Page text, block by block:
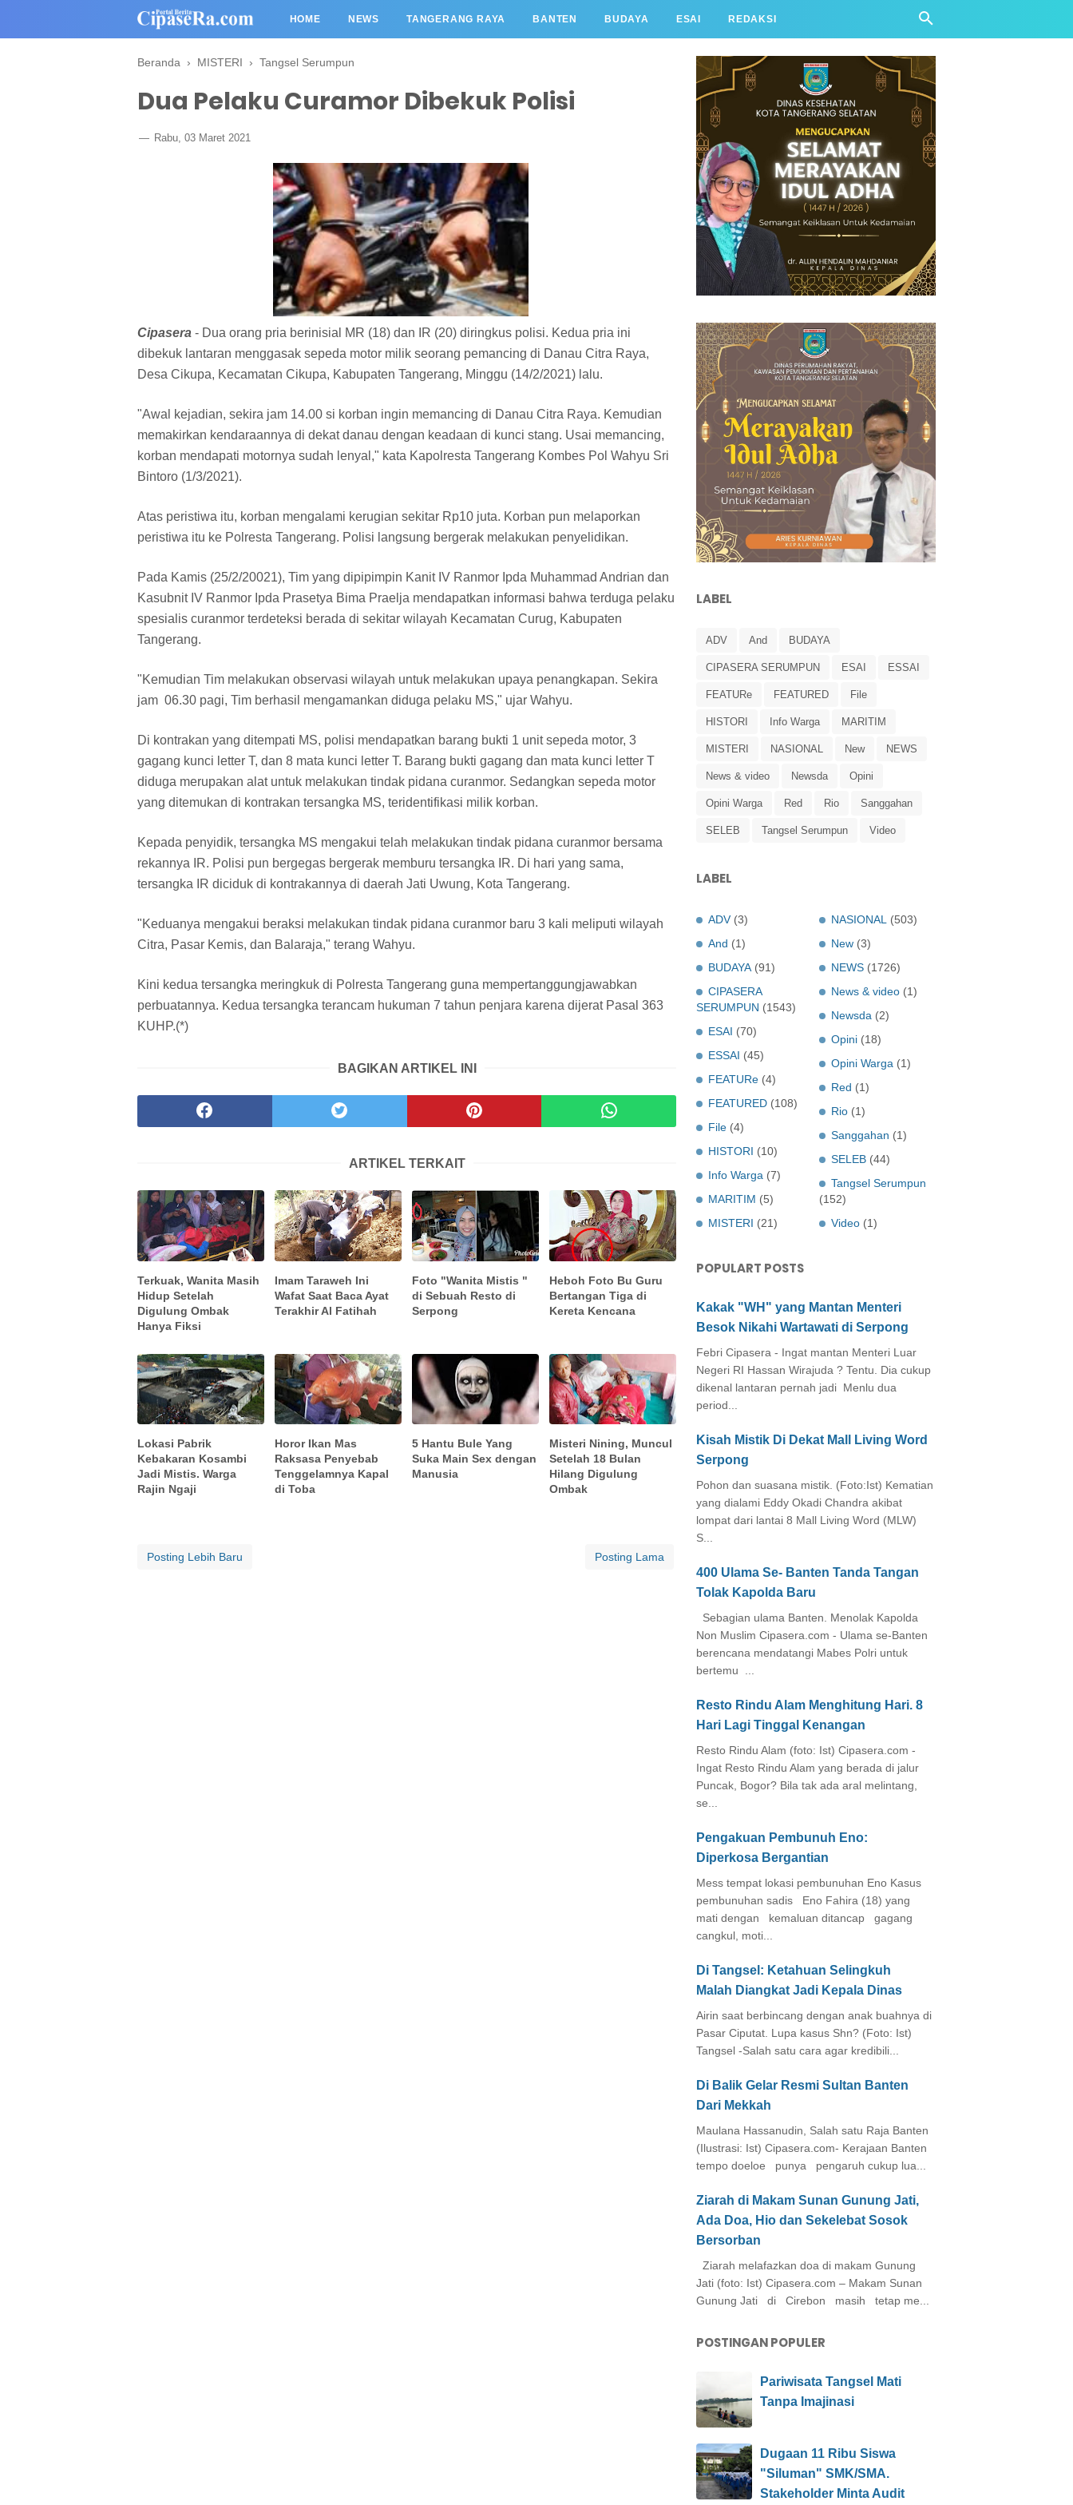
HOME NEWS TANGERANG RAYA BANTEN BUDAYA ESAI REDAKSI
Beranda › MISTERI › Tangsel Serumpun
Dua Pelaku Curamor Dibekuk Polisi
Rabu, 03 Maret 2021
Cipasera - Dua orang pria berinisial MR (18) dan IR (20) diringkus polisi. Kedua pria ini
dibekuk lantaran menggasak sepeda motor milik seorang pemancing di Danau Citra Raya,
Desa Cikupa, Kecamatan Cikupa, Kabupaten Tangerang, Minggu (14/2/2021) lalu.
"Awal kejadian, sekira jam 14.00 si korban ingin memancing di Danau Citra Raya. Kemudian
memakirkan kendaraannya di dekat danau dengan keadaan di kunci stang. Usai memancing,
korban mendapati motornya sudah lenyal," kata Kapolresta Tangerang Kombes Pol Wahyu Sri
Bintoro (1/3/2021).
Atas peristiwa itu, korban mengalami kerugian sekitar Rp10 juta. Korban pun melaporkan
peristiwa itu ke Polresta Tangerang. Polisi langsung bergerak melakukan penyelidikan.
Pada Kamis (25/2/20021), Tim yang dipipimpin Kanit IV Ranmor Ipda Muhammad Andrian dan
Kasubnit IV Ranmor Ipda Prasetya Bima Praelja mendapatkan informasi bahwa terduga pelaku
spesialis curanmor terdeteksi berada di sekitar wilayah Kecamatan Curug, Kabupaten
Tangerang.
"Kemudian Tim melakukan observasi wilayah untuk melakukan upaya penangkapan. Sekira
jam 06.30 pagi, Tim berhasil mengamankan diduga pelaku MS," ujar Wahyu.
Di kontrakan yang ditempati MS, polisi mendapatkan barang bukti 1 unit sepeda motor, 3
gagang kunci letter T, dan 8 mata kunci letter T. Barang bukti gagang dan mata kunci letter T
diduga merupakan alat untuk melakukan tindak pidana curanmor. Sedangkan sepeda motor
yang ditemukan di kontrakan tersangka MS, teridentifikasi milik korban.
Kepada penyidik, tersangka MS mengakui telah melakukan tindak pidana curanmor bersama
rekannya IR. Polisi pun bergegas bergerak memburu tersangka IR. Di hari yang sama,
tersangka IR diciduk di kontrakannya di daerah Jati Uwung, Kota Tangerang.
"Keduanya mengakui beraksi melakukan tindak pidana curanmor baru 3 kali meliputi wilayah
Citra, Pasar Kemis, dan Balaraja," terang Wahyu.
Kini kedua tersangka meringkuk di Polresta Tangerang guna mempertanggungjawabkan
perbuatannya. Kedua tersangka terancam hukuman 7 tahun penjara karena dijerat Pasal 363
KUHP.(*)
BAGIKAN ARTIKEL INI
ARTIKEL TERKAIT
Terkuak, Wanita Masih
Hidup Setelah
Digulung Ombak
Hanya Fiksi
Imam Taraweh Ini
Wafat Saat Baca Ayat
Terakhir Al Fatihah
Foto "Wanita Mistis "
di Sebuah Resto di
Serpong
Heboh Foto Bu Guru
Bertangan Tiga di
Kereta Kencana
Lokasi Pabrik
Kebakaran Kosambi
Jadi Mistis. Warga
Rajin Ngaji
Horor Ikan Mas
Raksasa Penyebab
Tenggelamnya Kapal
di Toba
5 Hantu Bule Yang
Suka Main Sex dengan
Manusia
Misteri Nining, Muncul
Setelah 18 Bulan
Hilang Digulung
Ombak
Posting Lebih Baru Posting Lama
LABEL
ADV And BUDAYA
CIPASERA SERUMPUN ESAI ESSAI
FEATURe FEATURED File
HISTORI Info Warga MARITIM
MISTERI NASIONAL New NEWS
News & video Newsda Opini
Opini Warga Red Rio Sanggahan
SELEB Tangsel Serumpun Video
LABEL
ADV (3)
And (1)
BUDAYA (91)
CIPASERA
SERUMPUN (1543)
ESAI (70)
ESSAI (45)
FEATURe (4)
FEATURED (108)
File (4)
HISTORI (10)
Info Warga (7)
MARITIM (5)
MISTERI (21)
NASIONAL
(503)
New (3)
NEWS (1726)
News & video (1)
Newsda (2)
Opini (18)
Opini Warga (1)
Red (1)
Rio (1)
Sanggahan (1)
SELEB (44)
Tangsel Serumpun
(152)
Video (1)
POPULART POSTS
Kakak "WH" yang Mantan Menteri
Besok Nikahi Wartawati di Serpong
Febri Cipasera - Ingat mantan Menteri Luar
Negeri RI Hassan Wirajuda ? Tentu. Dia cukup
dikenal lantaran pernah jadi Menlu dua
period...
Kisah Mistik Di Dekat Mall Living Word
Serpong
Pohon dan suasana mistik. (Foto:Ist) Kematian
yang dialami Eddy Okadi Chandra akibat
lompat dari lantai 8 Mall Living Word (MLW)
S...
400 Ulama Se- Banten Tanda Tangan
Tolak Kapolda Baru
Sebagian ulama Banten. Menolak Kapolda
Non Muslim Cipasera.com - Ulama se-Banten
berencana mendatangi Mabes Polri untuk
bertemu ...
Resto Rindu Alam Menghitung Hari. 8
Hari Lagi Tinggal Kenangan
Resto Rindu Alam (foto: Ist) Cipasera.com -
Ingat Resto Rindu Alam yang berada di jalur
Puncak, Bogor? Bila tak ada aral melintang,
se...
Pengakuan Pembunuh Eno:
Diperkosa Bergantian
Mess tempat lokasi pembunuhan Eno Kasus
pembunuhan sadis Eno Fahira (18) yang
mati dengan kemaluan ditancap gagang
cangkul, moti...
Di Tangsel: Ketahuan Selingkuh
Malah Diangkat Jadi Kepala Dinas
Airin saat berbincang dengan anak buahnya di
Pasar Ciputat. Lupa kasus Shn? (Foto: Ist)
Tangsel -Salah satu cara agar kredibili...
Di Balik Gelar Resmi Sultan Banten
Dari Mekkah
Maulana Hassanudin, Salah satu Raja Banten
(Ilustrasi: Ist) Cipasera.com- Kerajaan Banten
tempo doeloe punya pengaruh cukup lua...
Ziarah di Makam Sunan Gunung Jati,
Ada Doa, Hio dan Sekelebat Sosok
Bersorban
Ziarah melafazkan doa di makam Gunung
Jati (foto: Ist) Cipasera.com – Makam Sunan
Gunung Jati di Cirebon masih tetap me...
POSTINGAN POPULER
Pariwisata Tangsel Mati
Tanpa Imajinasi
Dugaan 11 Ribu Siswa
"Siluman" SMK/SMA.
Stakeholder Minta Audit